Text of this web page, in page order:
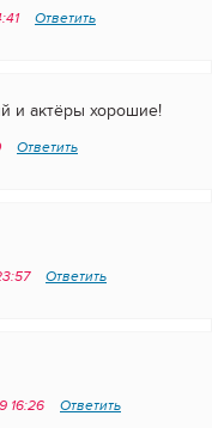
Ответить
и актёры хорошие!
Ответить
Ответить
16:26 Ответить